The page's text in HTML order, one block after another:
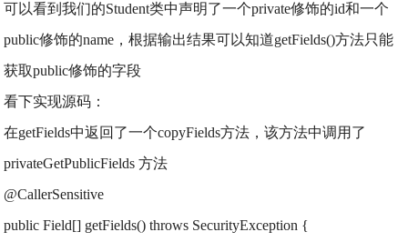
可以看到我们的Student类中声明了一个private修饰的id和一个
public修饰的name，根据输出结果可以知道getFields()方法只能
获取public修饰的字段
看下实现源码：
在getFields中返回了一个copyFields方法，该方法中调用了
privateGetPublicFields 方法
@CallerSensitive
public Field[] getFields() throws SecurityException {